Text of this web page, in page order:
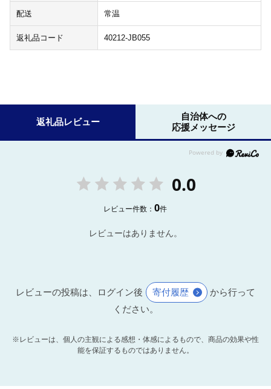
配送 常温
返礼品コード 40212-JB055
返礼品レビュー
自治体への
応援メッセージ
0.0
レビュー件数：0件
レビューはありません。
レビューの投稿は、ログイン後 寄付履歴
から行って
ください。
※レビューは、個人の主観による感想・体感によるもので、商品の効果や性
能を保証するものではありません。